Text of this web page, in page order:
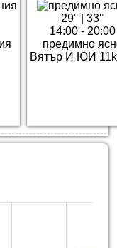
29°
33°
14:00 - 20:00
предимно
Вятър И ЮИ